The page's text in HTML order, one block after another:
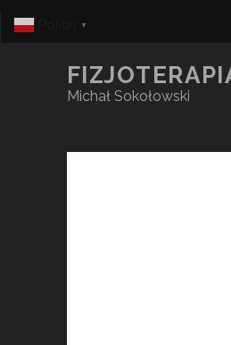
Michał Sokołowski
▼